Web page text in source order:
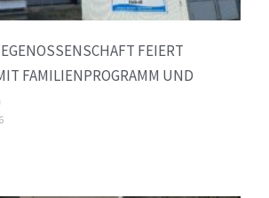
FEIERT
FAMILIENPROGRAMM UND